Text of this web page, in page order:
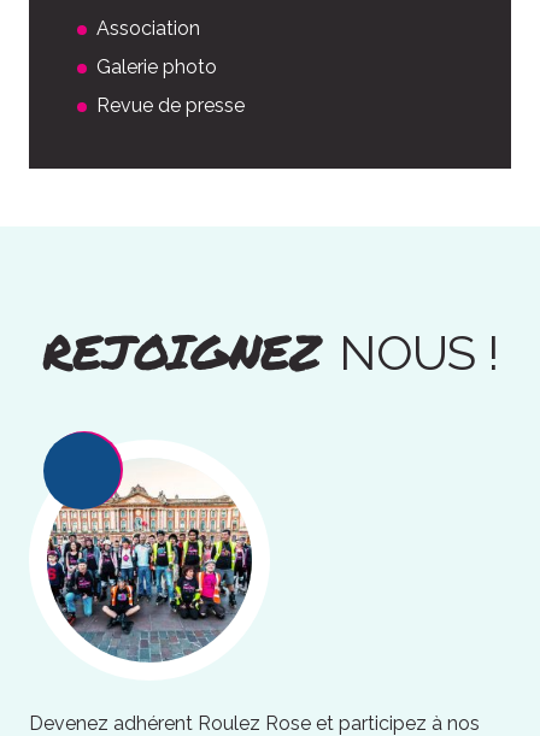
Association
Galerie photo
Revue de presse
REJOIGNEZ NOUS !
Devenez adhérent Roulez Rose et participez à nos